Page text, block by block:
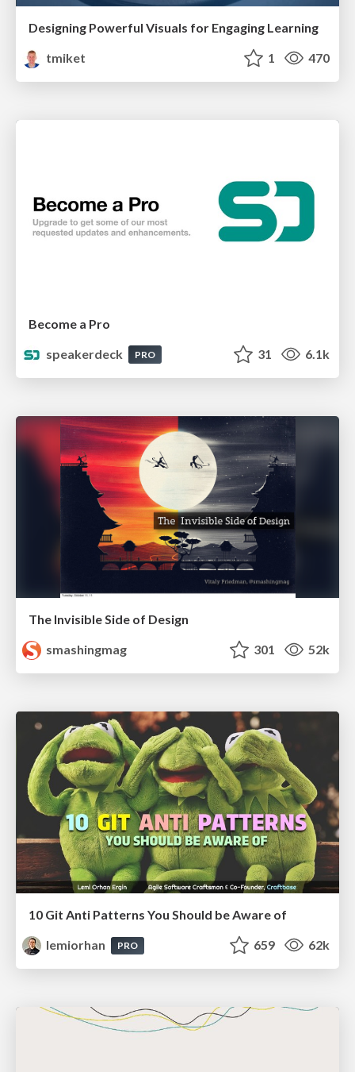
Designing Powerful Visuals for Engaging Learning
tmiket
1 470
Become a Pro
speakerdeck
PRO 31 6.1k
The Invisible Side of Design
smashingmag
301 52k
10 Git Anti Patterns You Should be Aware of
lemiorhan
PRO 659 62k